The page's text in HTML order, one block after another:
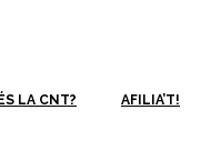
LA CNT? AFILIA’T!